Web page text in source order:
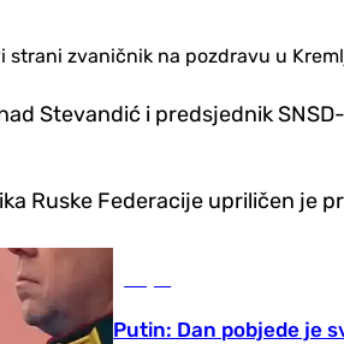
zvaničnik na pozdravu u
Stevandić i predsjednik
Ruske Federacije upriličen je
Putin: Dan pobjede je